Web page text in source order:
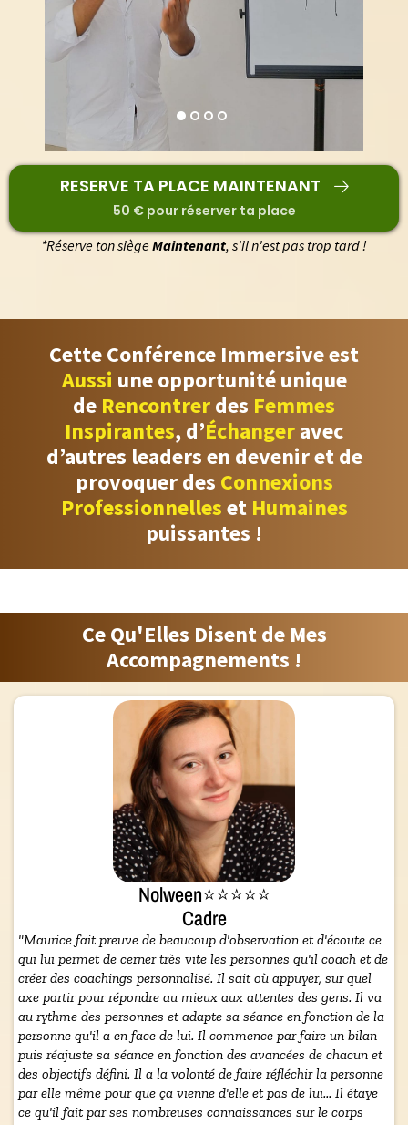
RESERVE TA PLACE MAINTENANT
50 € pour réserver ta place
*Réserve ton siègeMaintenant, s'il n'est pas trop tard !
Cette Conférence Immersive est
Aussi une opportunité unique
de Rencontrerdes Femmes
Inspirantes, d’Échangeravec
d’autres leaders en devenir et de
provoquer des Connexions
Professionnelleset Humaines
puissantes !
Ce Qu'Elles Disent de Mes
Accompagnements !
Nolween⭐⭐⭐⭐⭐
Cadre
"Maurice fait preuve de beaucoup d'observation et d'écoute ce
qui lui permet de cerner très vite les personnes qu'il coach et de
créer des coachings personnalisé. Il sait où appuyer, sur quel
axe partir pour répondre au mieux aux attentes des gens. Il va
au rythme des personnes et adapte sa séance en fonction de la
personne qu'il a en face de lui. Il commence par faire un bilan
puis réajuste sa séance en fonction des avancées de chacun et
des objectifs défini. Il a la volonté de faire réfléchir la personne
par elle même pour que ça vienne d'elle et pas de lui... Il étaye
ce qu'il fait par ses nombreuses connaissances sur le corps